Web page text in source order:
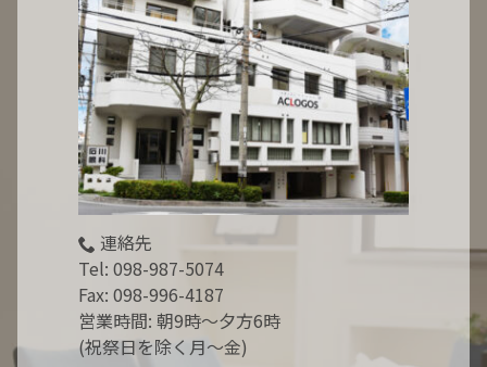
連絡先
Tel: 098-987-5074
Fax: 098-996-4187
営業時間: 朝9時～夕方6時
(祝祭日を除く月～金)